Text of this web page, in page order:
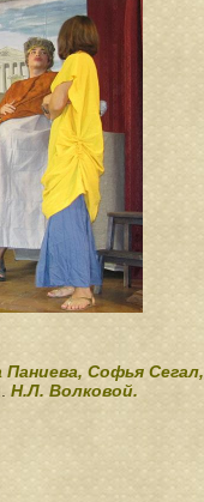
Паниева, Софья Сегал,
Н.Л. Волковой.